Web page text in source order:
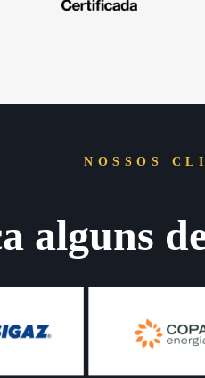
NOSSOS
alguns